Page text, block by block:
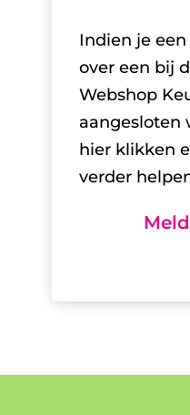
Indien je
over een bij
Webshop
aangesloten
hier klikken
verder